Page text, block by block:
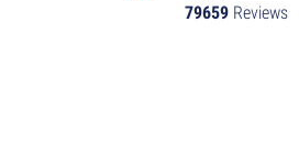
79659 Reviews